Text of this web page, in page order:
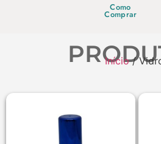
Como
Comprar
Início/